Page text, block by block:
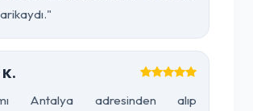
Antalya adresinden alıp